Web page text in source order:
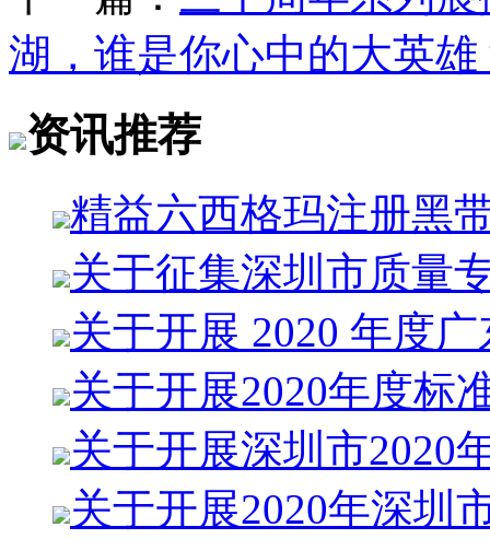
湖，谁是你心中的大英雄
资讯推荐
精益六西格玛注册黑
关于征集深圳市质量
关于开展 2020 年度
关于开展2020年度标
关于开展深圳市2020
关于开展2020年深圳